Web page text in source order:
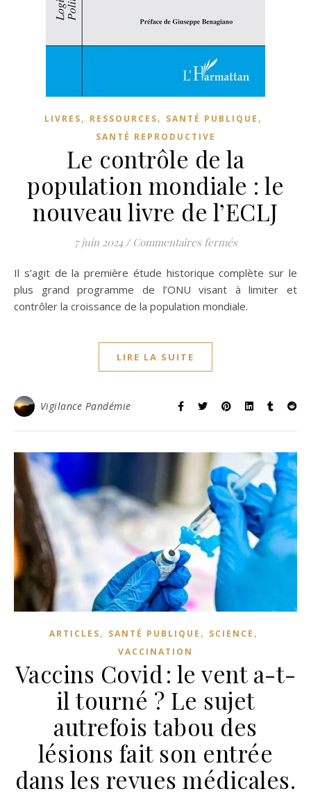
LIVRES, RESSOURCES, SANTÉ PUBLIQUE ,
SANTÉ REPRODUCTIVE
Le contrôle de la
population mondiale : le
nouveau livre de l’ECLJ
7 juin 2024 / Commentaires ferméssur Le contrôle
Il s’agit de la première étude historique complète sur le
plus grand programme de l’ONU visant à limiter et
contrôler la croissance de la population mondiale.
LIRE LA SUITE
Vigilance Pandémie
ARTICLES, SANTÉ PUBLIQUE , SCIENCE ,
VACCINATION
Vaccins Covid : le vent a-t-
il tourné ? Le sujet
autrefois tabou des
lésions fait son entrée
dans les revues médicales.